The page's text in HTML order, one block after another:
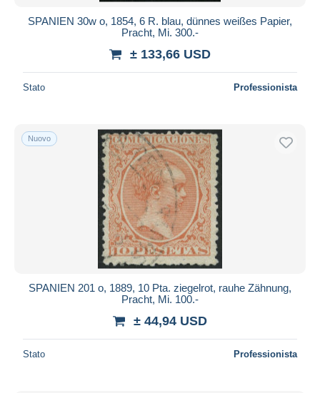
SPANIEN 30w o, 1854, 6 R. blau, dünnes weißes Papier,
Pracht, Mi. 300.-
± 133,66 USD
Stato Professionista
Nuovo
SPANIEN 201 o, 1889, 10 Pta. ziegelrot, rauhe Zähnung,
Pracht, Mi. 100.-
± 44,94 USD
Stato Professionista